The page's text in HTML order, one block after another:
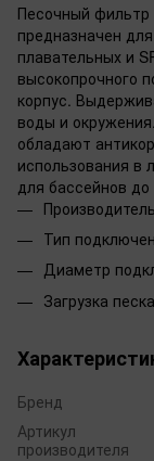
Песочный фильтр
предназначен
плавательных и
высокопрочного
корпус.
воды и
обладают
использования в
для бассейнов до
Тип
Диаметр
Загрузка
Бренд
Артикул
производителя